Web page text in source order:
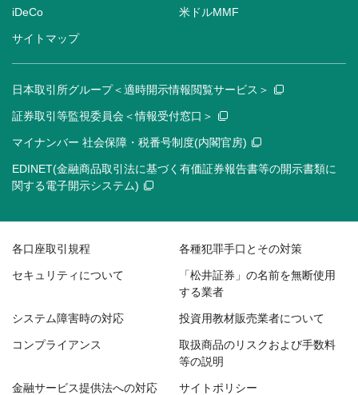
iDeCo 米ドルMMF
サイトマップ
日本取引所グループ＜適時開示情報閲覧サービス＞
証券取引等監視委員会＜情報受付窓口＞
マイナンバー 社会保障・税番号制度(内閣官房)
EDINET(金融商品取引法に基づく有価証券報告書等の開示書類に
関する電子開示システム)
各口座取引規程 各種犯罪手口とその対策
セキュリティについて
「松井証券」の名前を無断使用
する業者
システム障害時の対応 投資用教材販売業者について
コンプライアンス
取扱商品のリスクおよび手数料
等の説明
金融サービス提供法への対応 サイトポリシー